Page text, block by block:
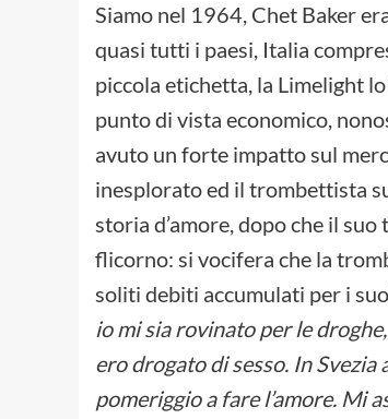
Siamo nel 1964, Chet Baker
quasi tutti i paesi, Italia
piccola etichetta, la Limelight
punto di vista economico,
avuto un forte impatto sul
inesplorato ed il trombettista
storia d’amore, dopo che il
flicorno: si vocifera che la
soliti debiti accumulati per i
io mi sia rovinato per le
ero drogato di sesso. In
pomeriggio a fare l’amore. Mi